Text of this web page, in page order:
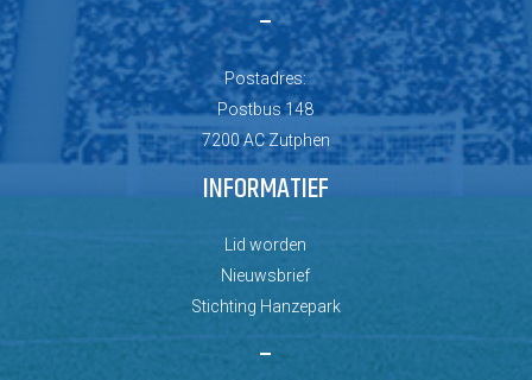
–
Postadres:
Postbus 148
7200 AC Zutphen
INFORMATIEF
Lid worden
Nieuwsbrief
Stichting Hanzepark
–